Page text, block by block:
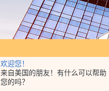
欢迎您！
来自美国的朋友！有什么可以帮助
您的吗？